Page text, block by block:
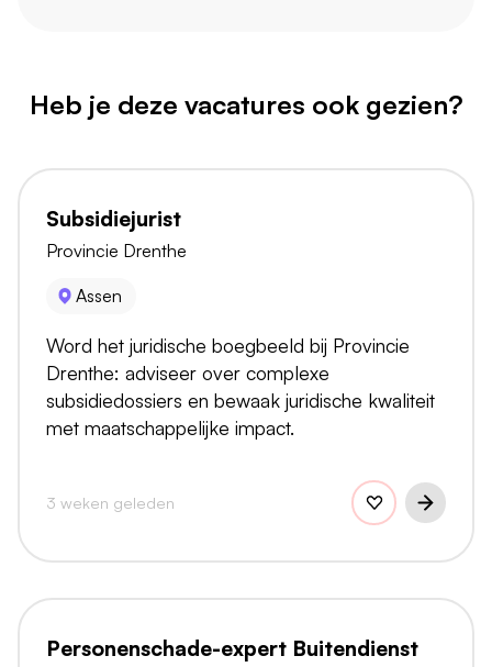
Heb je deze vacatures ook gezien?
Subsidiejurist
Provincie Drenthe
Assen
Word het juridische boegbeeld bij Provincie
Drenthe: adviseer over complexe
subsidiedossiers en bewaak juridische kwaliteit
met maatschappelijke impact.
3 weken geleden
Personenschade-expert Buitendienst